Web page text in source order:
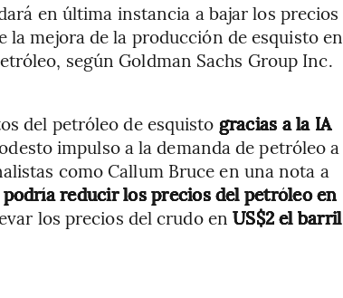
en última instancia a bajar los precios
mejora de la producción de esquisto en
según Goldman Sachs Group Inc.
del petróleo de esquisto gracias a la IA
impulso a la demanda de petróleo a
como Callum Bruce en una nota a
reducir los precios del petróleo en
los precios del crudo enUS$2 el barril